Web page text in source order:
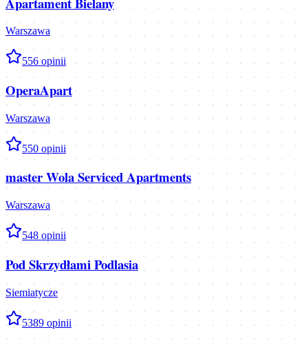
Warszawa
556 opinii
OperaApart
Warszawa
550 opinii
master Wola Serviced Apartments
Warszawa
548 opinii
Pod Skrzydłami Podlasia
Siemiatycze
5389 opinii